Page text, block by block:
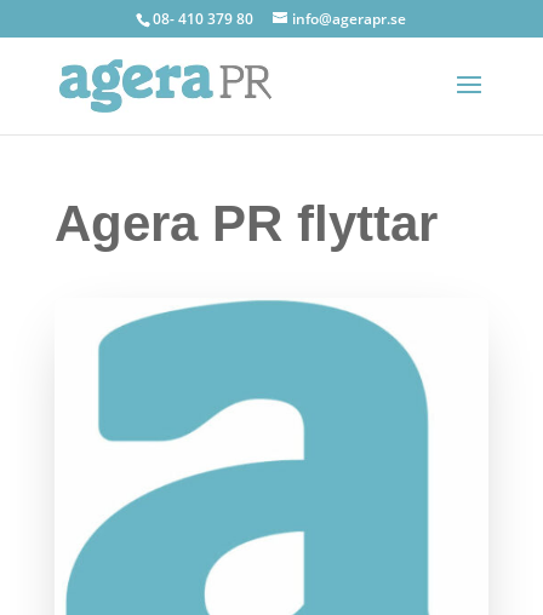
08- 410 379 80 info@agerapr.se
Agera PR flyttar